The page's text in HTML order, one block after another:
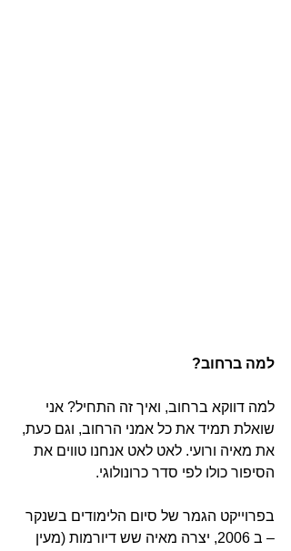
למה ברחוב?
למה דווקא ברחוב, ואיך זה התחיל? אני
שואלת תמיד את כל אמני הרחוב, וגם כעת,
את מאיה ורועי. לאט לאט אנחנו טווים את
הסיפור כולו לפי סדר כרונולוגי.
בפרוייקט הגמר של סיום הלימודים בשנקר
– ב 2006, יצרה מאיה שש דיורמות (מעין